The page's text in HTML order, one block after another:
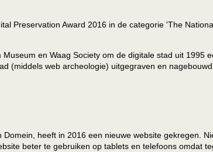
Preservation Award 2016 in de categorie 'The
en Waag Society om de digitale stad uit 1995
(middels web archeologie) uitgegraven en
heeft in 2016 een nieuwe website gekregen.
beter te gebruiken op tablets en telefoons omdat